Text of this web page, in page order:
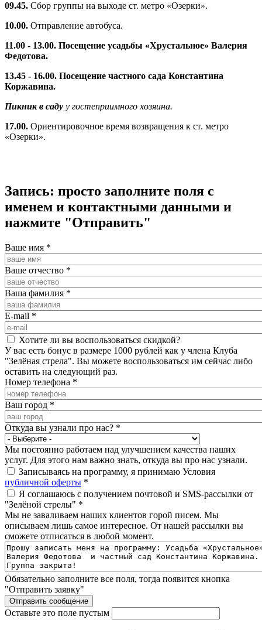
09.45. Сбор группы на выходе ст. метро «Озерки».
10.00. Отправление автобуса.
11.00 - 13.00. Посещение усадьбы «Хрустальное» Валерия
Федотова.
13.45 - 16.00. Посещение частного сада Константина
Коржавина.
Пикник в саду у гостеприимного хозяина.
17.00. Ориентировочное время возвращения к ст. метро
«Озерки».
Запись: просто заполните поля с
именем и контактными данными и
нажмите "Отправить"
Ваше имя *
Ваше отчество *
Ваша фамилия *
E-mail *
Хотите ли вы воспользоваться скидкой?
У вас есть бонус в размере 1000 рублей как у члена Клуба
"Зелёная стрела". Вы можете воспользоваться им сейчас либо
оставить на следующий раз.
Номер телефона *
Ваш город *
Откуда вы узнали про нас? *
Мы постоянно работаем над улучшением качества наших
услуг. Для этого нам важно знать, откуда вы про нас узнали.
Записываясь на программу, я принимаю Условия
публичной оферты *
Я соглашаюсь с получением почтовой и SMS-рассылки от
"Зелёной стрелы" *
Мы не заваливаем наших клиентов горой писем. Мы
описываем лишь самое интересное. От нашей рассылки вы
сможете отписаться в любой момент.
Обязательно заполните все поля, тогда появится кнопка
"Отправить заявку"
Оставьте это поле пустым